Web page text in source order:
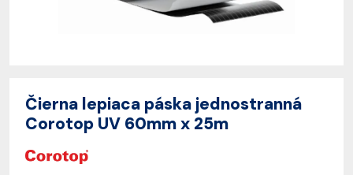
Čierna lepiaca páska jednostranná
Corotop UV 60mm x 25m